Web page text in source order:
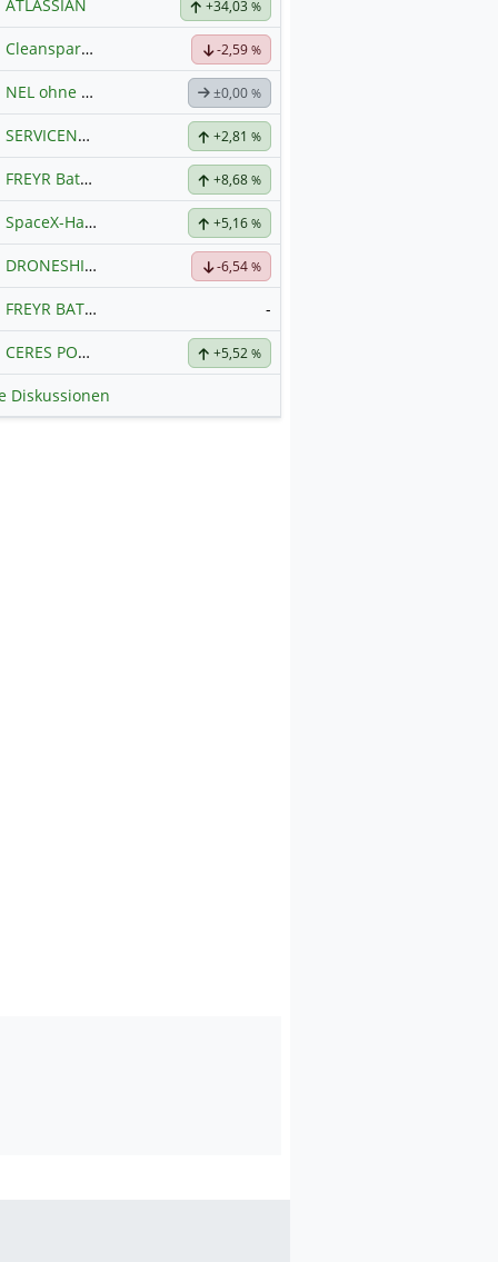
ATLASSIAN +34,03 %
Cleanspark: $CLSK -2,59%
NEL ohne Spam ±0,00%
SERVICENOW Hauptdiskussion +2,81 %
FREYR Battery Inc Registered Shs Hauptdiskussion
+8,68%
SpaceX-Haupt-Hauptforum +5,16%
DRONESHIELD LTD Hauptdiskussion
-6,54%
FREYR BATTERY -
CERES POWER Hauptdiskussion+5,52%
Diskussionen